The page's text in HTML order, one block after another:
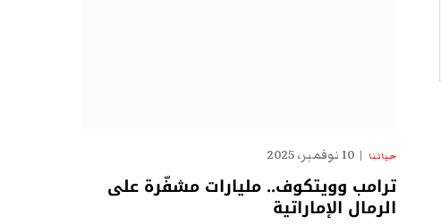
حياتنا 10 نوفمبر، 2025
ترامب وويتكوف.. مليارات مشفّرة على
الرمال الإماراتية